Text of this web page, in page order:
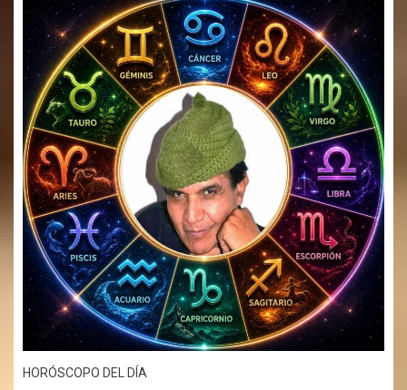
HORÓSCOPO DEL DÍA